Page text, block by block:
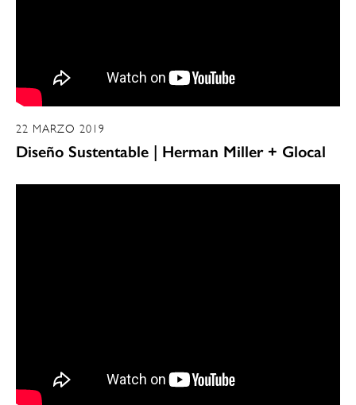
22 MARZO 2019
Diseño Sustentable | Herman Miller + Glocal